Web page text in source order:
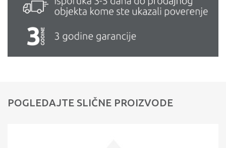
POGLEDAJTE SLIČNE PROIZVODE